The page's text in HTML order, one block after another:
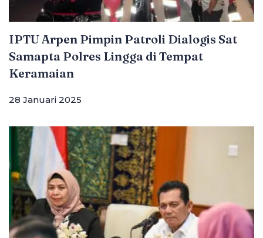
IPTU Arpen Pimpin Patroli Dialogis Sat
Samapta Polres Lingga di Tempat
Keramaian
28 Januari 2025